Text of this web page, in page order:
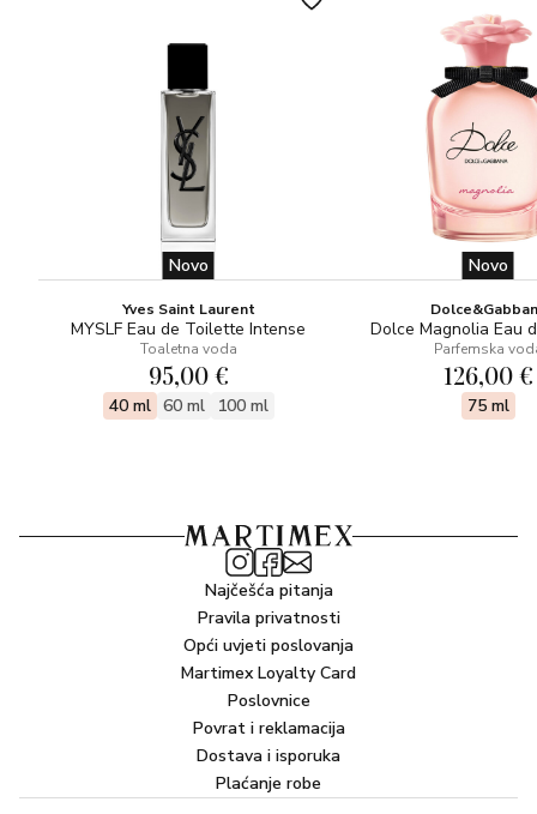
Novo
Yves Saint Laurent
MYSLF Eau de Toilette Intense
Toaletna voda
95,00 €
40 ml 60 ml 100 ml
Novo
Dolce Magnolia Eau
Parfemska
126,00 €
75 ml
Najčešća pitanja
Pravila privatnosti
Opći uvjeti poslovanja
Martimex Loyalty Card
Poslovnice
Povrat i reklamacija
Dostava i isporuka
Plaćanje robe